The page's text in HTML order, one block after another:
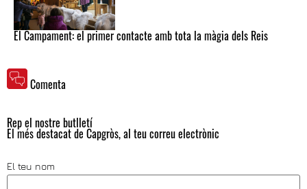
El Campament: el primer contacte amb tota la màgia dels Reis
Comenta
Rep el nostre butlletí
El més destacat de Capgròs, al teu correu electrònic
El teu nom